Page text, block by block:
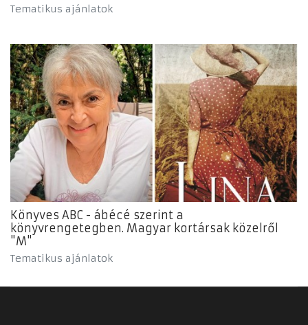
Tematikus ajánlatok
Könyves ABC - ábécé szerint a
könyvrengetegben. Magyar kortársak közelről
"M"
Tematikus ajánlatok